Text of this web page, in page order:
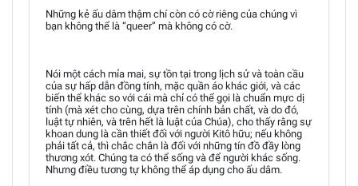
Những kẻ ấu dâm thậm chí còn có cờ riêng của chúng vì
bạn không thể là “queer” mà không có cờ.
Nói một cách mỉa mai, sự tồn tại trong lịch sử và toàn cầu
của sự hấp dẫn đồng tính, mặc quần áo khác giới, và các
biến thể khác so với cái mà chỉ có thể gọi là chuẩn mực dị
tính (mà xét cho cùng, dựa trên chính bản chất, và do đó,
luật tự nhiên, và trên hết là luật của Chúa), cho thấy rằng sự
khoan dung là cần thiết đối với người Kitô hữu; nếu không
phải tất cả, thì chắc chắn là đối với những tín đồ đầy lòng
thương xót. Chúng ta có thể sống và để người khác sống.
Nhưng điều tương tự không thể áp dụng cho ấu dâm.